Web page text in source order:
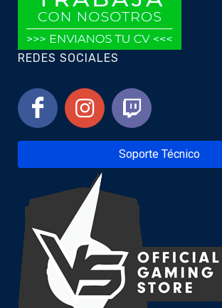
REDES SOCIALES
Soporte Técnico